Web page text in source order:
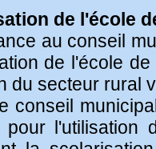
de l'école
au conseil
de l'école
du secteur rural
conseil
pour